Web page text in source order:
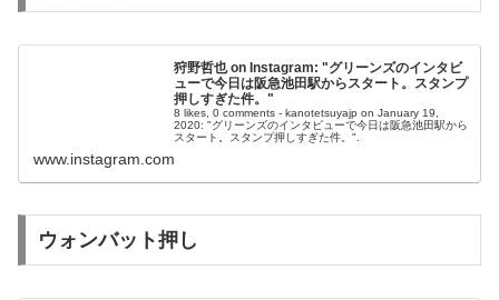
狩野哲也 on Instagram: "グリーンズのインタビ
ューで今日は阪急池田駅からスタート。スタンプ
押しすぎた件。"
8 likes, 0 comments - kanotetsuyajp on January 19,
2020: "グリーンズのインタビューで今日は阪急池田駅から
スタート。スタンプ押しすぎた件。".
www.instagram.com
ウォンバット押し